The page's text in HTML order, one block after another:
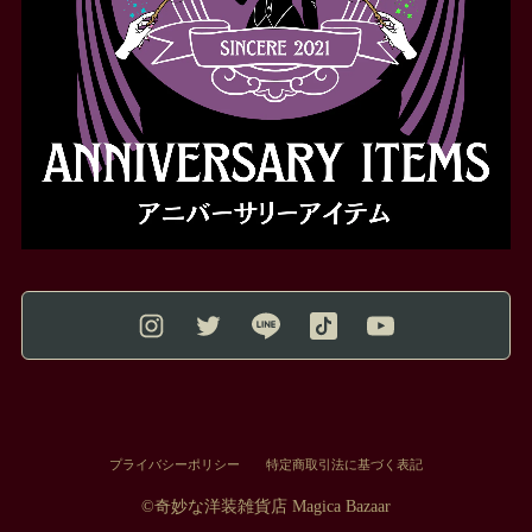
プライバシーポリシー 特定商取引法に基づく表記
©︎奇妙な洋装雑貨店 Magica Bazaar